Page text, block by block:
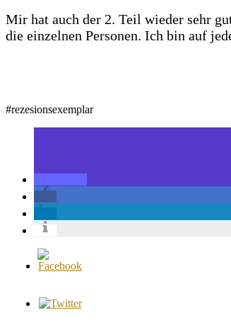
Mir hat auch der 2. Teil wieder sehr
die einzelnen Personen. Ich bin auf
#rezesionsexemplar